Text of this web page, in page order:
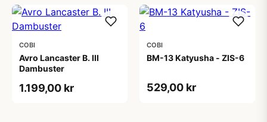
COBI
Avro Lancaster B. III
Dambuster
1.199,00 kr
COBI
BM-13 Katyusha - ZIS-6
529,00 kr